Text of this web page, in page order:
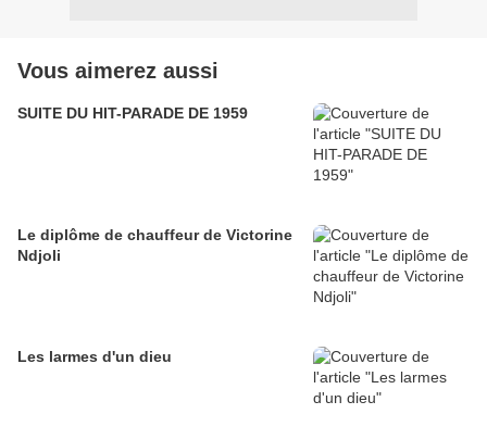
Vous aimerez aussi
SUITE DU HIT-PARADE DE 1959
Le diplôme de chauffeur de Victorine
Ndjoli
Les larmes d'un dieu